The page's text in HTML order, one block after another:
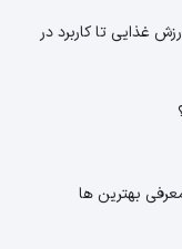
غذایی تا کاربرد در
بهترین ها